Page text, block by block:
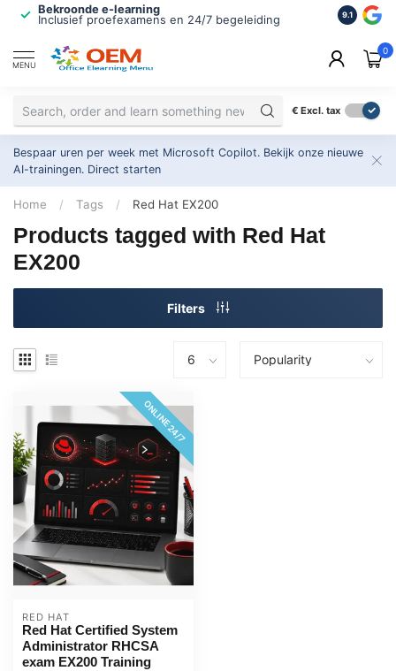
Bekroonde e-learning
Inclusief proefexamens en 24/7 begeleiding
ISO
2.500+
9.1
MENU
0
€ Excl. tax
Bespaar uren per week met Microsoft Copilot. Bekijk onze nieuwe
AI-trainingen. Direct starten
Home / Tags / Red Hat EX200
Products tagged with Red Hat
EX200
Filters
ONLINE 24/7
RED HAT
Red Hat Certified System
Administrator RHCSA
exam EX200 Training